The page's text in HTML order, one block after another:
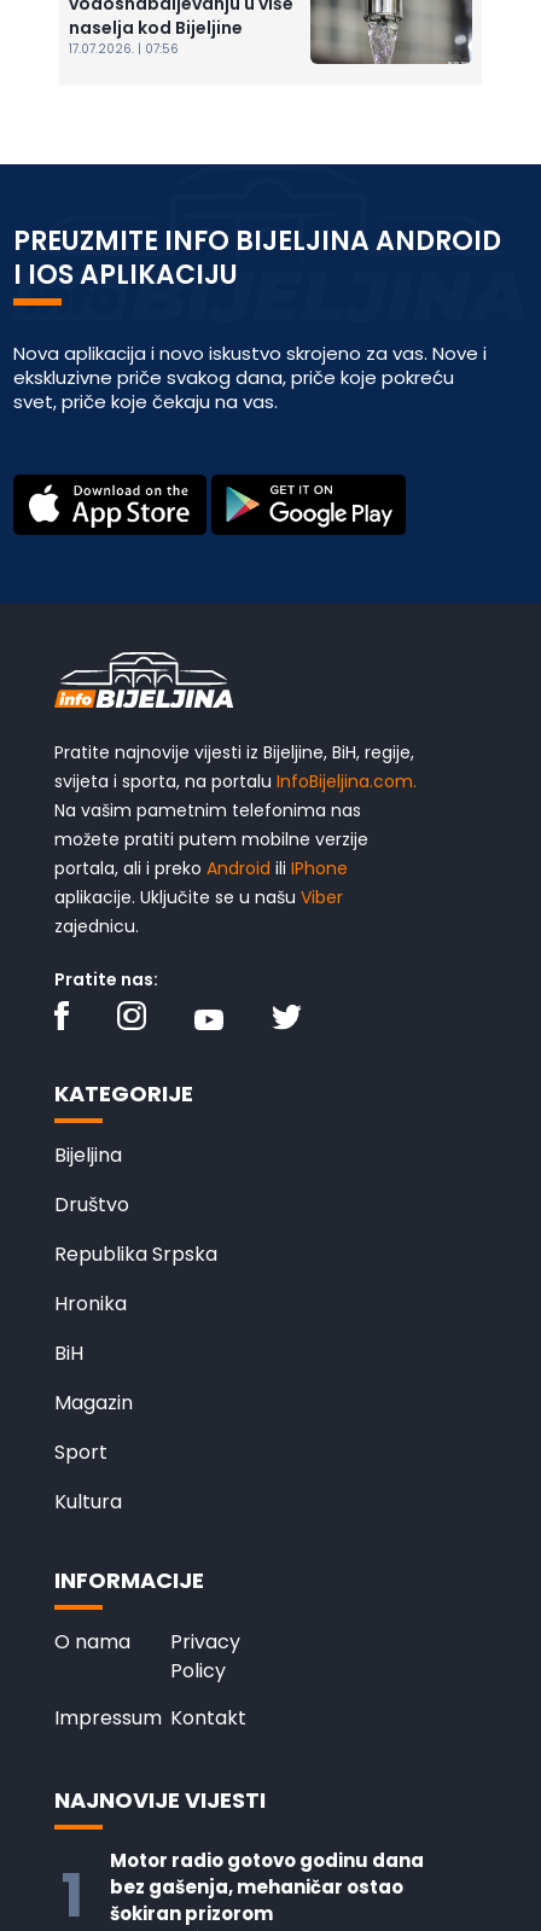
naselja kod Bijeljine
17.07.2026. | 07:56
PREUZMITE INFO BIJELJINA ANDROID
I IOS APLIKACIJU
Nova aplikacija i novo iskustvo skrojeno za vas. Nove i
ekskluzivne priče svakog dana, priče koje pokreću
svet, priče koje čekaju na vas.
Pratite najnovije vijesti iz Bijeljine, BiH, regije,
svijeta i sporta, na portalu InfoBijeljina.com.
Na vašim pametnim telefonima nas
možete pratiti putem mobilne verzije
portala, ali i preko Android ili IPhone
aplikacije. Uključite se u našu Viber
zajednicu.
Pratite nas:
KATEGORIJE
Bijeljina
Društvo
Republika Srpska
Hronika
BiH
Magazin
Sport
Kultura
INFORMACIJE
O nama
Privacy
Policy
Impressum Kontakt
NAJNOVIJE VIJESTI
1
Motor radio gotovo godinu dana
bez gašenja, mehaničar ostao
šokiran prizorom